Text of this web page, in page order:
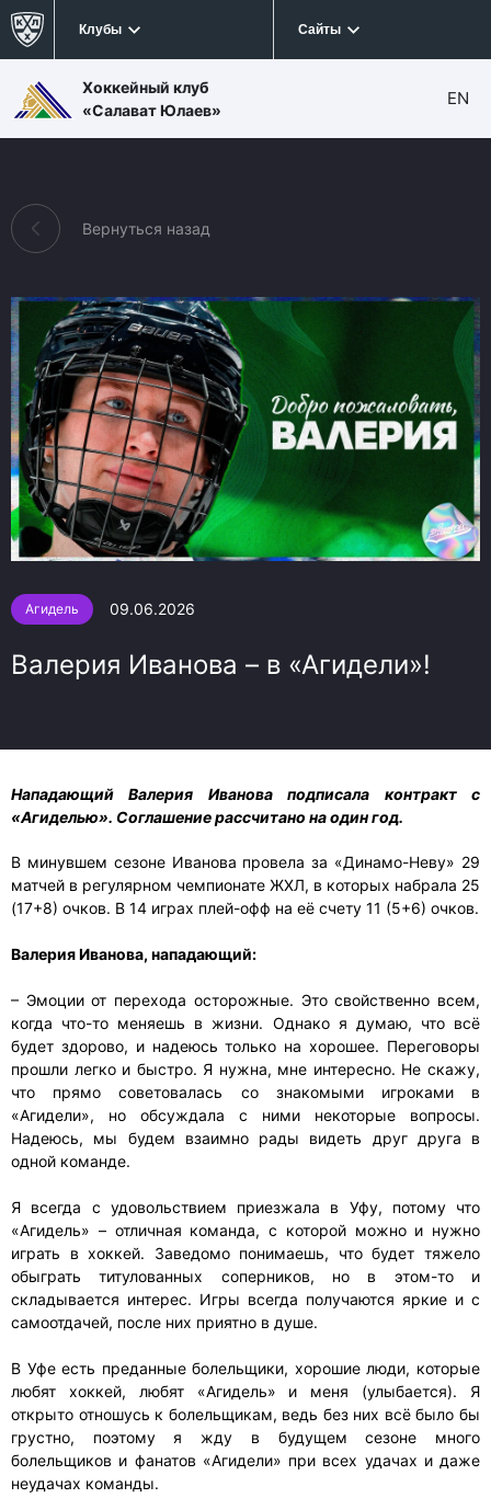
Клубы Сайты
Хоккейный клуб
«Салават Юлаев»
EN
Вернуться назад
Агидель 09.06.2026
Валерия Иванова – в «Агидели»!
Нападающий Валерия Иванова подписала контракт с
«Агиделью». Соглашение рассчитано на один год.
В минувшем сезоне Иванова провела за «Динамо-Неву» 29
матчей в регулярном чемпионате ЖХЛ, в которых набрала 25
(17+8) очков. В 14 играх плей-офф на её счету 11 (5+6) очков.
Валерия Иванова, нападающий:
– Эмоции от перехода осторожные. Это свойственно всем,
когда что-то меняешь в жизни. Однако я думаю, что всё
будет здорово, и надеюсь только на хорошее. Переговоры
прошли легко и быстро. Я нужна, мне интересно. Не скажу,
что прямо советовалась со знакомыми игроками в
«Агидели», но обсуждала с ними некоторые вопросы.
Надеюсь, мы будем взаимно рады видеть друг друга в
одной команде.
Я всегда с удовольствием приезжала в Уфу, потому что
«Агидель» – отличная команда, с которой можно и нужно
играть в хоккей. Заведомо понимаешь, что будет тяжело
обыграть титулованных соперников, но в этом-то и
складывается интерес. Игры всегда получаются яркие и с
самоотдачей, после них приятно в душе.
В Уфе есть преданные болельщики, хорошие люди, которые
любят хоккей, любят «Агидель» и меня (улыбается). Я
открыто отношусь к болельщикам, ведь без них всё было бы
грустно, поэтому я жду в будущем сезоне много
болельщиков и фанатов «Агидели» при всех удачах и даже
неудачах команды.